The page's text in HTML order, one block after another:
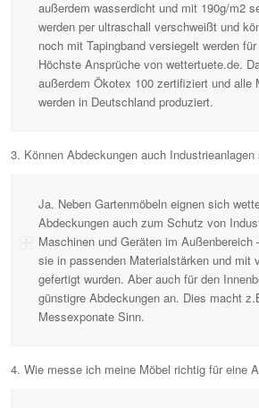
außerdem wasserdicht und mit 190g/m2
werden per ultraschall verschweißt und
noch mit Tapingband versiegelt werden
Höchste Ansprüche von wettertuete.de.
außerdem Ökotex 100 zertifiziert und alle
werden in Deutschland produziert.
3. Können Abdeckungen auch
Ja. Neben Gartenmöbeln eignen sich
Abdeckungen auch zum Schutz von
Maschinen und Geräten im Außenbereich
sie in passenden Materialstärken und mit
gefertigt wurden. Aber auch für den
günstigre Abdeckungen an. Dies macht
Messexponate Sinn.
4. Wie messe ich meine Möbel richtig für eine